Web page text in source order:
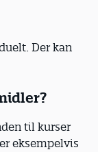
Der kan
til kurser
eksempelvis